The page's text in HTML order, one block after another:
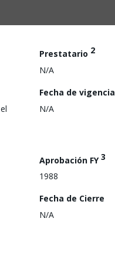
Prestatario 2
N/A
Fecha de vigencia
N/A
Aprobación FY3
1988
Fecha de Cierre
N/A